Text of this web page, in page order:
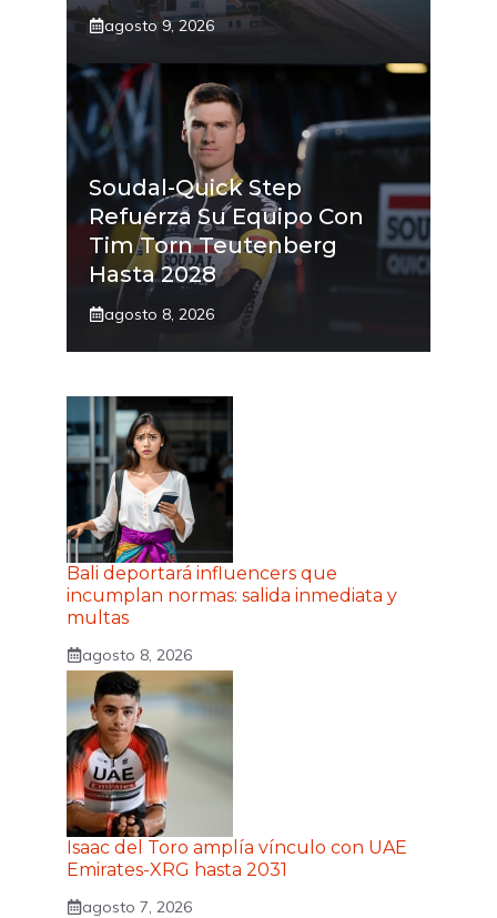
agosto 9, 2026
Soudal-Quick Step
Refuerza Su Equipo Con
Tim Torn Teutenberg
Hasta 2028
agosto 8, 2026
Bali deportará influencers que
incumplan normas: salida inmediata y
multas
agosto 8, 2026
Isaac del Toro amplía vínculo con UAE
Emirates-XRG hasta 2031
agosto 7, 2026